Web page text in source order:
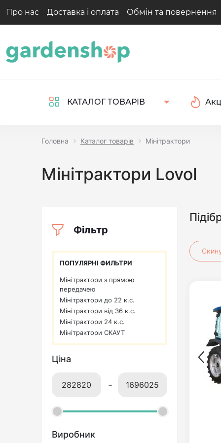
Про нас Доставка і оплата Обмін та повернення
КАТАЛОГ ТОВАРІВ
Головна Каталог товарів Мінітрактори
Мінітрактори Lovol
Фільтр
ПОПУЛЯРНІ ФИЛЬТРИ
Мінітрактори з прямою
передачею
Мінітрактори до 22 к.с.
Мінітрактори від 36 к.с.
Мінітрактори 24 к.с.
Мінітрактори СКАУТ
Ціна
-
Виробник